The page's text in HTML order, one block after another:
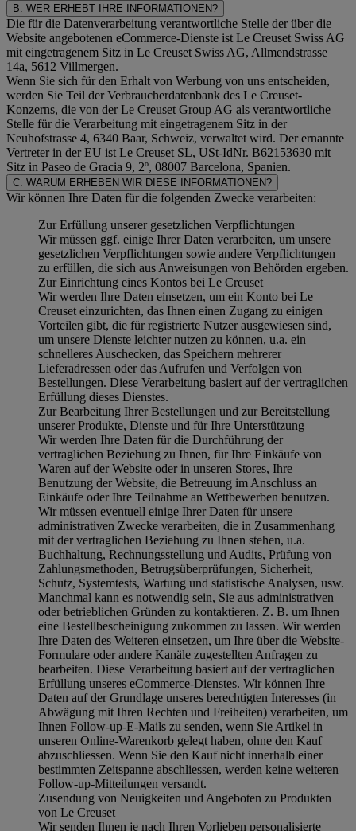
B. WER ERHEBT IHRE INFORMATIONEN?
Die für die Datenverarbeitung verantwortliche Stelle der über die
Website angebotenen eCommerce-Dienste ist Le Creuset Swiss AG
mit eingetragenem Sitz in Le Creuset Swiss AG, Allmendstrasse
14a, 5612 Villmergen.
Wenn Sie sich für den Erhalt von Werbung von uns entscheiden,
werden Sie Teil der Verbraucherdatenbank des Le Creuset-
Konzerns, die von der Le Creuset Group AG als verantwortliche
Stelle für die Verarbeitung mit eingetragenem Sitz in der
Neuhofstrasse 4, 6340 Baar, Schweiz, verwaltet wird. Der ernannte
Vertreter in der EU ist Le Creuset SL, USt-IdNr. B62153630 mit
Sitz in Paseo de Gracia 9, 2º, 08007 Barcelona, Spanien.
C. WARUM ERHEBEN WIR DIESE INFORMATIONEN?
Wir können Ihre Daten für die folgenden Zwecke verarbeiten:
Zur Erfüllung unserer gesetzlichen Verpflichtungen
Wir müssen ggf. einige Ihrer Daten verarbeiten, um unsere
gesetzlichen Verpflichtungen sowie andere Verpflichtungen
zu erfüllen, die sich aus Anweisungen von Behörden ergeben.
Zur Einrichtung eines Kontos bei Le Creuset
Wir werden Ihre Daten einsetzen, um ein Konto bei Le
Creuset einzurichten, das Ihnen einen Zugang zu einigen
Vorteilen gibt, die für registrierte Nutzer ausgewiesen sind,
um unsere Dienste leichter nutzen zu können, u.a. ein
schnelleres Auschecken, das Speichern mehrerer
Lieferadressen oder das Aufrufen und Verfolgen von
Bestellungen. Diese Verarbeitung basiert auf der vertraglichen
Erfüllung dieses Dienstes.
Zur Bearbeitung Ihrer Bestellungen und zur Bereitstellung
unserer Produkte, Dienste und für Ihre Unterstützung
Wir werden Ihre Daten für die Durchführung der
vertraglichen Beziehung zu Ihnen, für Ihre Einkäufe von
Waren auf der Website oder in unseren Stores, Ihre
Benutzung der Website, die Betreuung im Anschluss an
Einkäufe oder Ihre Teilnahme an Wettbewerben benutzen.
Wir müssen eventuell einige Ihrer Daten für unsere
administrativen Zwecke verarbeiten, die in Zusammenhang
mit der vertraglichen Beziehung zu Ihnen stehen, u.a.
Buchhaltung, Rechnungsstellung und Audits, Prüfung von
Zahlungsmethoden, Betrugsüberprüfungen, Sicherheit,
Schutz, Systemtests, Wartung und statistische Analysen, usw.
Manchmal kann es notwendig sein, Sie aus administrativen
oder betrieblichen Gründen zu kontaktieren. Z. B. um Ihnen
eine Bestellbescheinigung zukommen zu lassen. Wir werden
Ihre Daten des Weiteren einsetzen, um Ihre über die Website-
Formulare oder andere Kanäle zugestellten Anfragen zu
bearbeiten. Diese Verarbeitung basiert auf der vertraglichen
Erfüllung unseres eCommerce-Dienstes. Wir können Ihre
Daten auf der Grundlage unseres berechtigten Interesses (in
Abwägung mit Ihren Rechten und Freiheiten) verarbeiten, um
Ihnen Follow-up-E-Mails zu senden, wenn Sie Artikel in
unseren Online-Warenkorb gelegt haben, ohne den Kauf
abzuschliessen. Wenn Sie den Kauf nicht innerhalb einer
bestimmten Zeitspanne abschliessen, werden keine weiteren
Follow-up-Mitteilungen versandt.
Zusendung von Neuigkeiten und Angeboten zu Produkten
von Le Creuset
Wir senden Ihnen je nach Ihren Vorlieben personalisierte